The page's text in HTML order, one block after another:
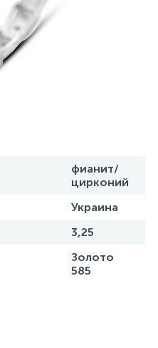
фианит/
цирконий
Украина
3,25
Золото
585